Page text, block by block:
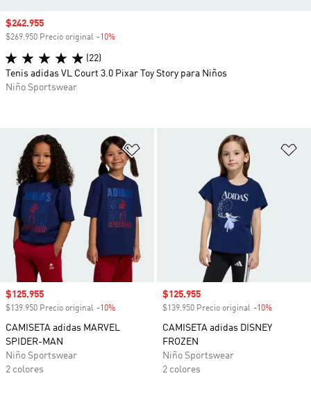
Añadir a la lista de deseos
Precio de venta
$125.955
$139.950 Precio original -10%
CAMISETA adidas MARVEL
SPIDER-MAN
Niño Sportswear
2 colores
Precio de venta
$125.955
$139.950 Precio original -10%
CAMISETA adidas DISNEY
FROZEN
Niño Sportswear
2 colores
Precio de venta
$242.955
$269.950 Precio original -10%
(22)
Tenis adidas VL Court 3.0 Pixar Toy Story para Niños
Niño Sportswear